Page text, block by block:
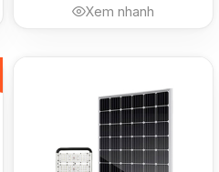
Xem nhanh
0913.802.102